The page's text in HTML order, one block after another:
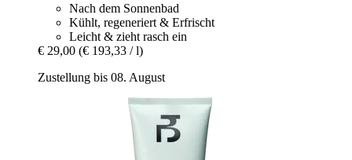
Nach dem Sonnenbad
Kühlt, regeneriert & Erfrischt
Leicht & zieht rasch ein
€ 29,00 (€ 193,33 / l)
Zustellung bis 08. August